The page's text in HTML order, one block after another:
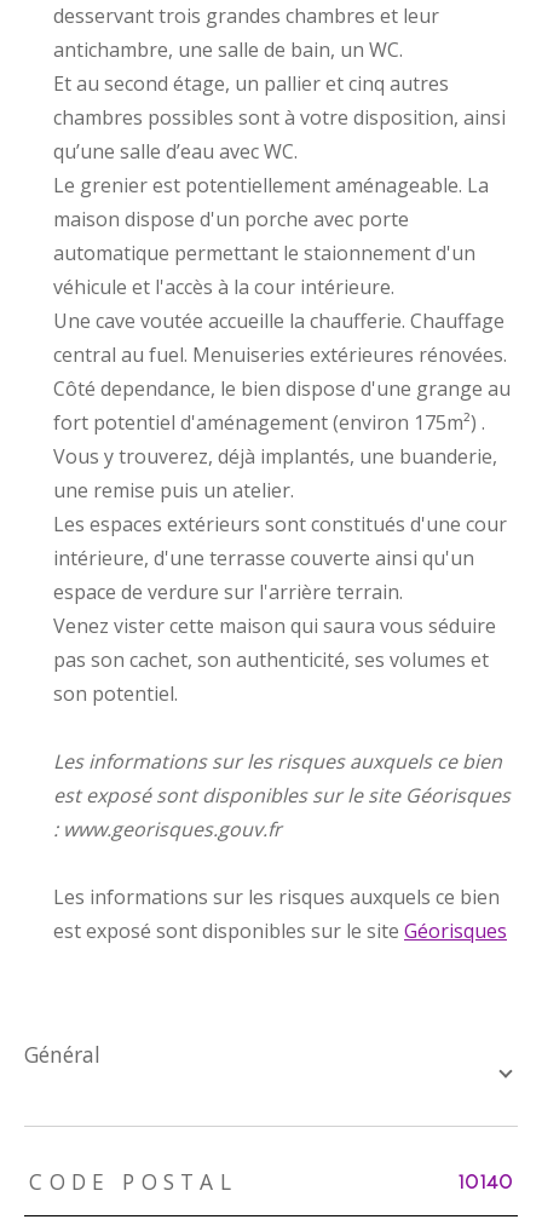
desservant trois grandes chambres et leur
antichambre, une salle de bain, un WC.
Et au second étage, un pallier et cinq autres
chambres possibles sont à votre disposition, ainsi
qu’une salle d’eau avec WC.
Le grenier est potentiellement aménageable. La
maison dispose d'un porche avec porte
automatique permettant le staionnement d'un
véhicule et l'accès à la cour intérieure.
Une cave voutée accueille la chaufferie. Chauffage
central au fuel. Menuiseries extérieures rénovées.
Côté dependance, le bien dispose d'une grange au
fort potentiel d'aménagement (environ 175m²) .
Vous y trouverez, déjà implantés, une buanderie,
une remise puis un atelier.
Les espaces extérieurs sont constitués d'une cour
intérieure, d'une terrasse couverte ainsi qu'un
espace de verdure sur l'arrière terrain.
Venez vister cette maison qui saura vous séduire
pas son cachet, son authenticité, ses volumes et
son potentiel.
Les informations sur les risques auxquels ce bien
est exposé sont disponibles sur le site Géorisques
: www.georisques.gouv.fr
Les informations sur les risques auxquels ce bien
est exposé sont disponibles sur le site Géorisques
général
TRAD_ZEPHYR_Caracteristique TRAD_ZEPHYR_Valeurs
CODE POSTAL 10140